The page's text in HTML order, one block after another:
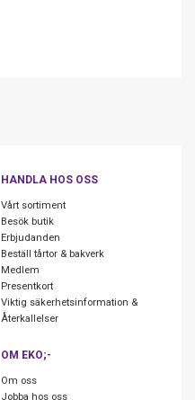
HANDLA HOS OSS
Vårt sortiment
Besök butik
Erbjudanden
Beställ tårtor & bakverk
Medlem
Presentkort
Viktig säkerhetsinformation &
Återkallelser
OM EKO;-
Om oss
Jobba hos oss